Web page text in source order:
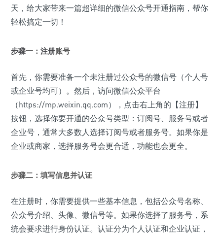
天，给大家带来一篇超详细的微信公众号开通指南，帮你
轻松搞定一切！
步骤一： 注册账号
首先，你需要准备一个未注册过公众号的微信号（个人号
或企业号均可）。然后，访问微信公众平台
（https://mp.weixin.qq.com），点击右上角的【注册】
按钮，选择你要开通的公众号类型：订阅号、服务号或者
企业号，通常大多数人选择订阅号或者服务号。如果你是
企业或商家，选择服务号会更合适，功能也会更全。
步骤二：填写信息并认证
在注册时，你需要提供一些基本信息，包括公众号名称、
公众号介绍、头像、微信号等。如果你选择了服务号，系
统会要求进行身份认证。认证分为个人认证和企业认证，